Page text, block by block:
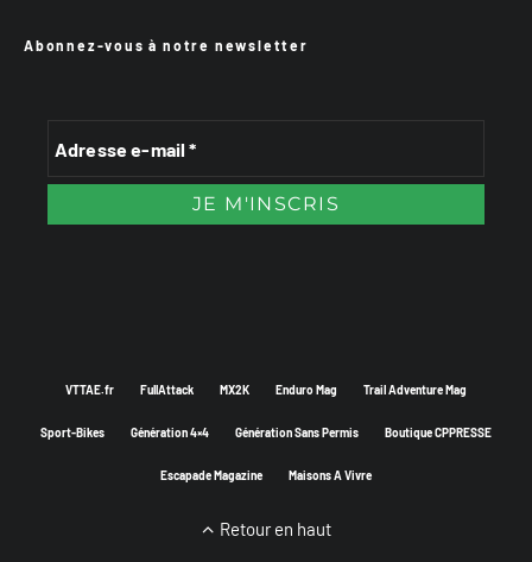
Abonnez-vous à notre newsletter
VTTAE.fr FullAttack MX2K Enduro Mag Trail Adventure Mag
Sport-Bikes Génération 4×4 Génération Sans Permis Boutique CPPRESSE
Escapade Magazine Maisons A Vivre
Retour en haut